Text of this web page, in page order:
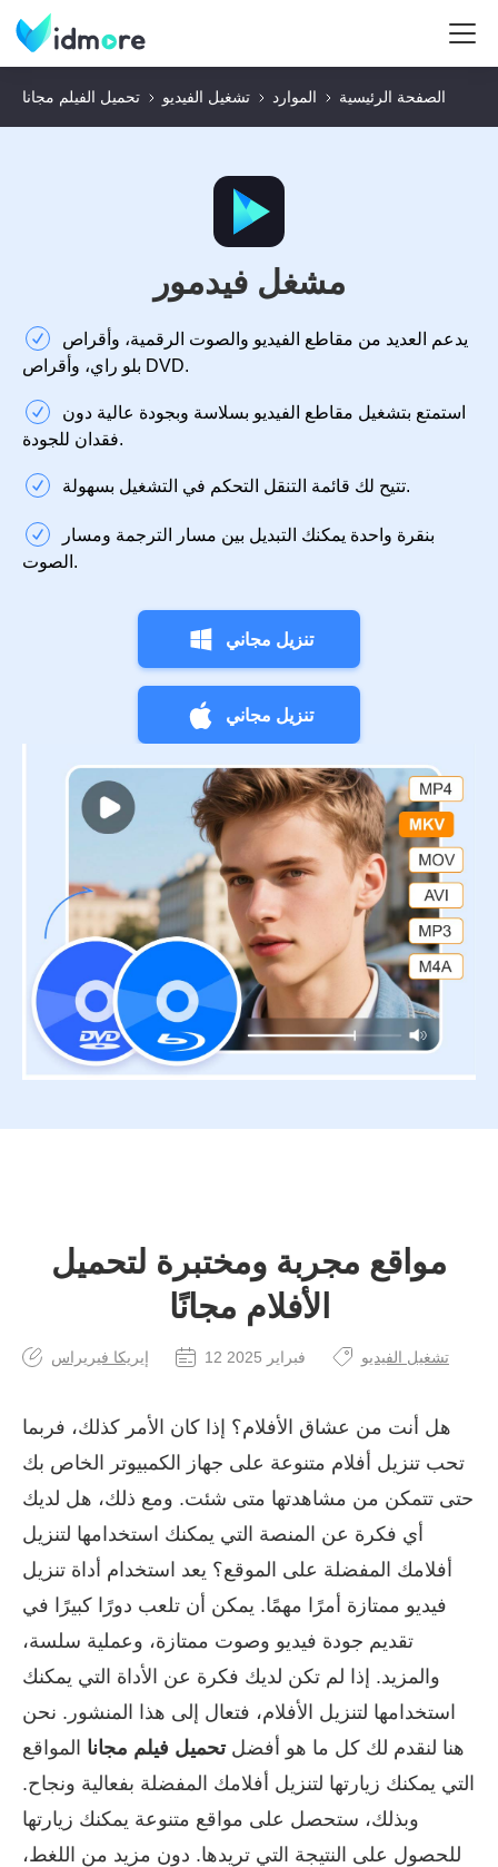
الصفحة الرئيسية الموارد تشغيل الفيديو تحميل الفيلم مجانا
مشغل فيدمور
يدعم العديد من مقاطع الفيديو والصوت الرقمية، وأقراص
بلو راي، وأقراص DVD.
استمتع بتشغيل مقاطع الفيديو بسلاسة وبجودة عالية دون
فقدان للجودة.
تتيح لك قائمة التنقل التحكم في التشغيل بسهولة.
بنقرة واحدة يمكنك التبديل بين مسار الترجمة ومسار
الصوت.
تنزيل مجاني
تنزيل مجاني
مواقع مجربة ومختبرة لتحميل
الأفلام مجانًا
إيريكا فيريراس 12 فبراير 2025 تشغيل الفيديو
هل أنت من عشاق الأفلام؟ إذا كان الأمر كذلك، فربما
تحب تنزيل أفلام متنوعة على جهاز الكمبيوتر الخاص بك
حتى تتمكن من مشاهدتها متى شئت. ومع ذلك، هل لديك
أي فكرة عن المنصة التي يمكنك استخدامها لتنزيل
أفلامك المفضلة على الموقع؟ يعد استخدام أداة تنزيل
فيديو ممتازة أمرًا مهمًا. يمكن أن تلعب دورًا كبيرًا في
تقديم جودة فيديو وصوت ممتازة، وعملية سلسة،
والمزيد. إذا لم تكن لديك فكرة عن الأداة التي يمكنك
استخدامها لتنزيل الأفلام، فتعال إلى هذا المنشور. نحن
هنا لنقدم لك كل ما هو أفضلتحميل فيلم مجانا المواقع
التي يمكنك زيارتها لتنزيل أفلامك المفضلة بفعالية ونجاح.
وبذلك، ستحصل على مواقع متنوعة يمكنك زيارتها
للحصول على النتيجة التي تريدها. دون مزيد من اللغط،